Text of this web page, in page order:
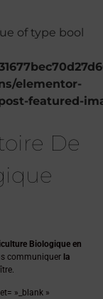
of type bool
elementor-
featured-
De
Biologique en
communiquer la
»_blank »